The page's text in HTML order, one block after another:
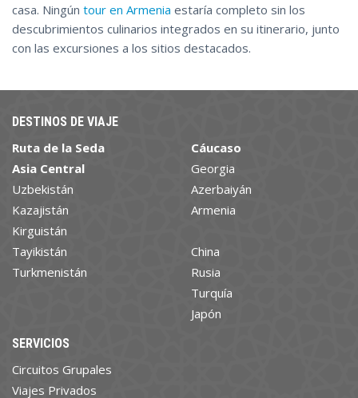
casa. Ningún tour en Armenia estaría completo sin los
descubrimientos culinarios integrados en su itinerario, junto
con las excursiones a los sitios destacados.
DESTINOS DE VIAJE
Ruta de la Seda
Asia Central
Uzbekistán
Kazajistán
Kirguistán
Tayikistán
Turkmenistán
Cáucaso
Georgia
Azerbaiyán
Armenia
China
Rusia
Turquía
Japón
SERVICIOS
Circuitos Grupales
Viajes Privados